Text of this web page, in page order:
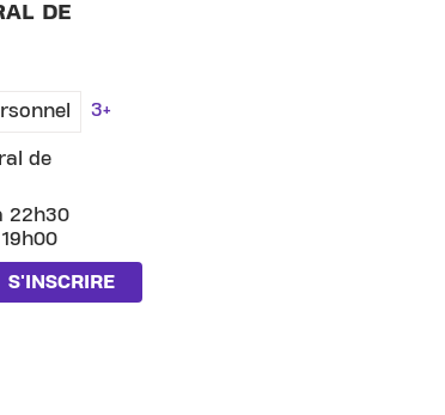
DE
3+
de
22h30
S'INSCRIRE